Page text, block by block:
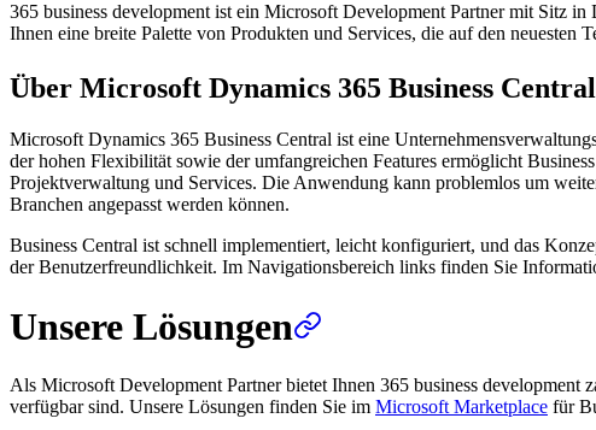
365 business development ist ein Microsoft Development Partner mit Sitz
Ihnen eine breite Palette von Produkten und Services, die auf den neuesten
Über Microsoft Dynamics 365 Business Central
Microsoft Dynamics 365 Business Central ist eine
der hohen Flexibilität sowie der umfangreichen Features ermöglicht
Projektverwaltung und Services. Die Anwendung kann problemlos um
Branchen angepasst werden können.
Business Central ist schnell implementiert, leicht konfiguriert, und das
der Benutzerfreundlichkeit. Im Navigationsbereich links finden Sie
Unsere Lösungen
Als Microsoft Development Partner bietet Ihnen 365 business
verfügbar sind. Unsere Lösungen finden Sie im Microsoft Marketplace für